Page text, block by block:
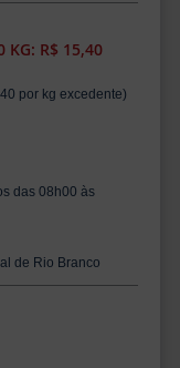
KG: R$ 15,40
por kg excedente)
das 08h00 às
de Rio Branco